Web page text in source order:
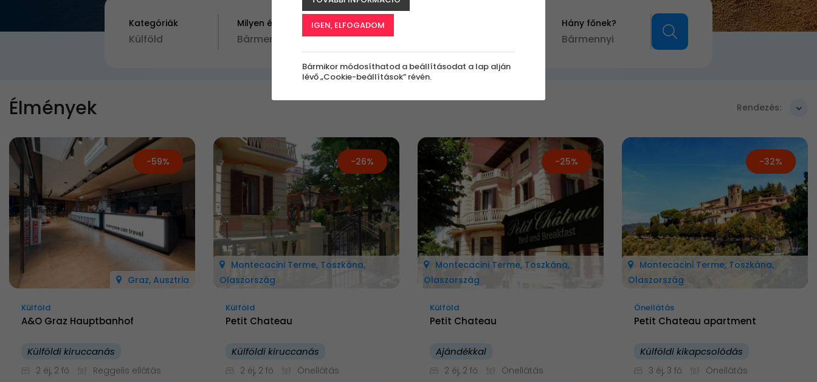
Kategóriák
Külföld
Milyen értékben?
Bármennyi
Milyen besorolás?
Mindegy
Hány főnek?
Bármennyi
Élmények Rendezés:
-59%
Graz, Ausztria
Külföld
A&O Graz Hauptbanhof
Külföldi kiruccanás
2 éj, 2 fő Reggelis ellátás
-26%
Montecacini Terme, Toszkána,
Olaszország
Külföld
Petit Chateau
Külföldi kiruccanás
2 éj, 2 fő Önellátás
-25%
Montecacini Terme, Toszkána,
Olaszország
Külföld
Petit Chateau
Ajándékkal
2 éj, 2 fő Önellátás
Új
-32%
Montecacini Terme, Toszkána,
Olaszország
Önellátás
Petit Chateau apartment
Külföldi kikapcsolódás
3 éj, 3 fő Önellátás
IGEN, ELFOGADOM
Bármikor módosíthatod a beállításodat a lap alján
lévő „Cookie-beállítások” révén.